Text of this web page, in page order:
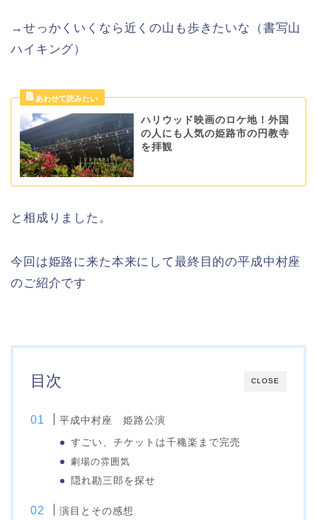
→せっかくいくなら近くの山も歩きたいな（書写山
ハイキング）
ハリウッド映画のロケ地！外国
の人にも人気の姫路市の円教寺
を拝観
と相成りました。
今回は姫路に来た本来にして最終目的の平成中村座
のご紹介です
CLOSE
目次
平成中村座 姫路公演
すごい、チケットは千穐楽まで完売
劇場の雰囲気
隠れ勘三郎を探せ
演目とその感想